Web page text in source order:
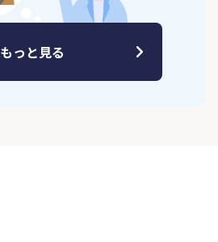
もっと見る